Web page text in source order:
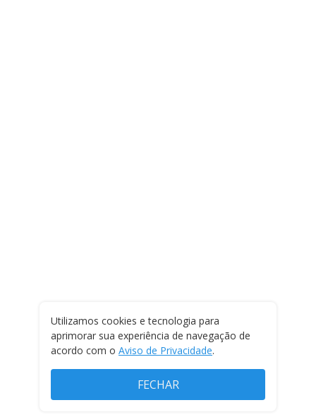
Utilizamos cookies e tecnologia para
aprimorar sua experiência de navegação de
acordo com o Aviso de Privacidade.
FECHAR